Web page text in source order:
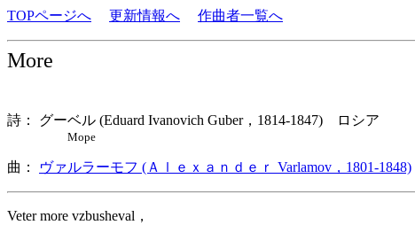
TOPページへ 更新情報へ 作曲者一覧へ
More
詩： グーベル (Eduard Ivanovich Guber，1814-1847) ロシア
Море
曲： ヴァルラーモフ (Ａｌｅｘａｎｄｅｒ Varlamov，1801-1848)
Veter more vzbusheval，